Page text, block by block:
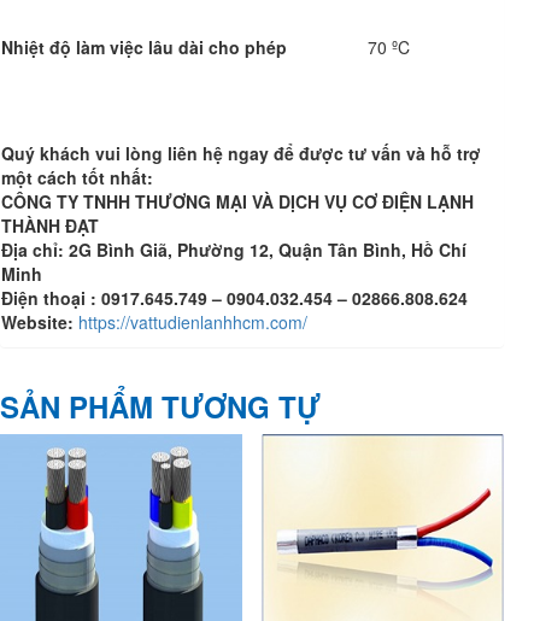
Nhiệt độ làm việc lâu dài cho phép 70 ºC
Quý khách vui lòng liên hệ ngay để được tư vấn và hỗ trợ
một cách tốt nhất:
CÔNG TY TNHH THƯƠNG MẠI VÀ DỊCH VỤ CƠ ĐIỆN LẠNH
THÀNH ĐẠT
Địa chỉ: 2G Bình Giã, Phường 12, Quận Tân Bình, Hồ Chí
Minh
Điện thoại : 0917.645.749 – 0904.032.454 – 02866.808.624
Website: https://vattudienlanhhcm.com/
SẢN PHẨM TƯƠNG TỰ